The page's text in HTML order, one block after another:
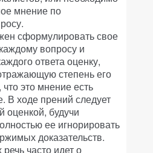
мнение по
сформулировать свое
вопросу и
ответа оценку,
степень его
это мнение есть
В ходе прений следует
оценкой, будучи
ее игнорировать
доказательств.
часто идет о